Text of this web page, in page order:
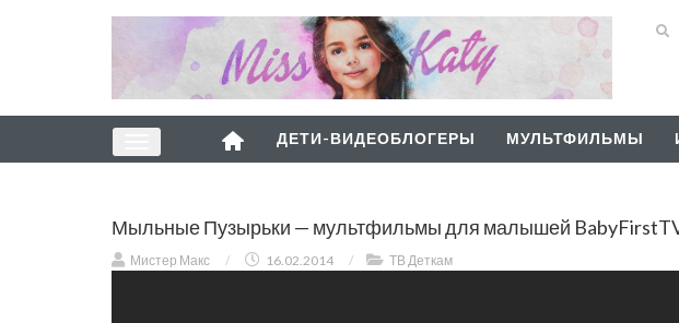
ДЕТИ-ВИДЕОБЛОГЕРЫ МУЛЬТФИЛЬМЫ
Мыльные Пузырьки — мультфильмы для малышей
Мистер Макс / 16.02.2014 / ТВ Деткам